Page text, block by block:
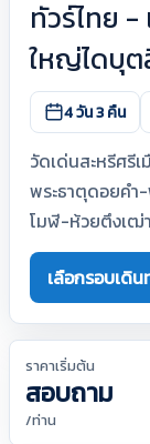
ทัวร์ไทย -
ใหญ่ไดบุต
4 วัน 3 คืน
วัดเด่นสะหรีศรี
พระธาตุดอยคำ
โมฬี-ห้วยตึงเฒ่
เลือกรอบเดิน
ราคาเริ่มต้น
สอบถาม
/ท่าน